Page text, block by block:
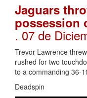
Jaguars
possession
. 07 de
Trevor Lawrence
rushed for two
to a commanding 36-
Deadspin